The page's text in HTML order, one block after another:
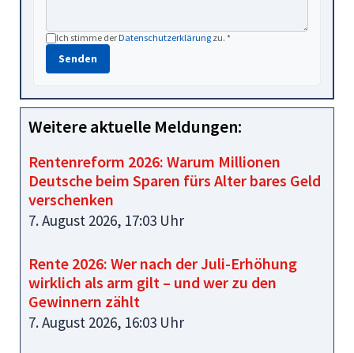
Ich stimme derDatenschutzerklärung zu. *
Senden
Weitere aktuelle Meldungen:
Rentenreform 2026: Warum Millionen
Deutsche beim Sparen fürs Alter bares Geld
verschenken
7. August 2026, 17:03 Uhr
Rente 2026: Wer nach der Juli-Erhöhung
wirklich als arm gilt – und wer zu den
Gewinnern zählt
7. August 2026, 16:03 Uhr